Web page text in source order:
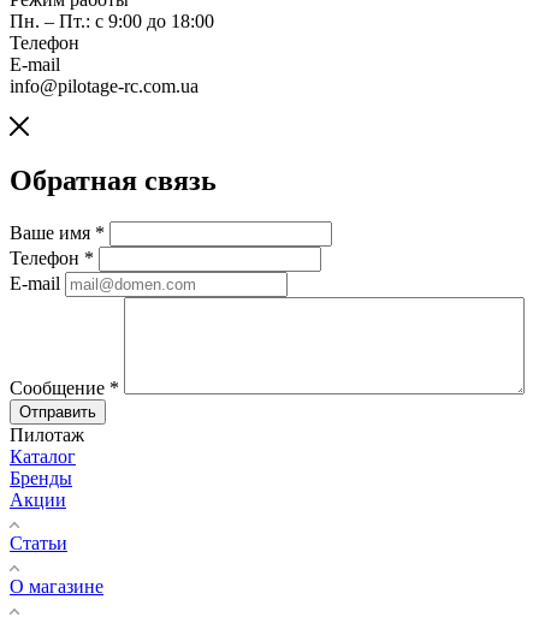
Пн. – Пт.: с 9:00 до 18:00
Телефон
E-mail
info@pilotage-rc.com.ua
Обратная связь
Ваше имя *
Телефон *
E-mail
Сообщение *
Отправить
Пилотаж
Каталог
Бренды
Акции
Статьи
О магазине